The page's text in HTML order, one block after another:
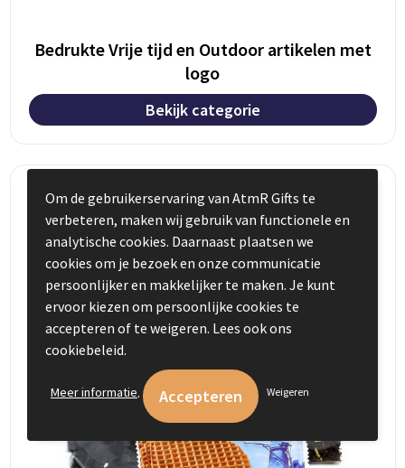
Bedrukte Vrije tijd en Outdoor artikelen met
logo
Bekijk categorie
Om de gebruikerservaring van AtmR Gifts te
verbeteren, maken wij gebruik van functionele en
analytische cookies. Daarnaast plaatsen we
cookies om je bezoek en onze communicatie
persoonlijker en makkelijker te maken. Je kunt
ervoor kiezen om persoonlijke cookies te
accepteren of te weigeren. Lees ook ons
cookiebeleid.
Meer informatie. Weigeren